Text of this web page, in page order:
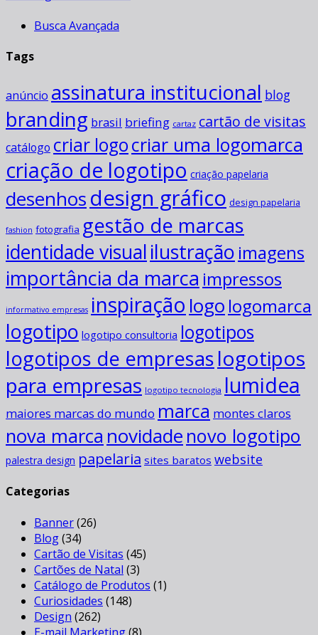
Busca Avançada
Tags
anúncio assinatura institucional blog
branding brasil briefing cartaz cartão de visitas
catálogo criar logocriar uma logomarca
criação de logotipo criação papelaria
desenhosdesign gráfico design papelaria
fashion fotografia gestão de marcas
identidade visualilustração imagens
importância da marca impressos
informativo empresas inspiração logo logomarca
logotipo logotipo consultoria logotipos
logotipos de empresaslogotipos
para empresas logotipo tecnologia lumidea
maiores marcas do mundo marca montes claros
nova marca novidade novo logotipo
palestra design papelaria sites baratos website
Categorias
Banner(26)
Blog(34)
Cartão de Visitas (45)
Cartões de Natal (3)
Catálogo de Produtos (1)
Curiosidades (148)
Design (262)